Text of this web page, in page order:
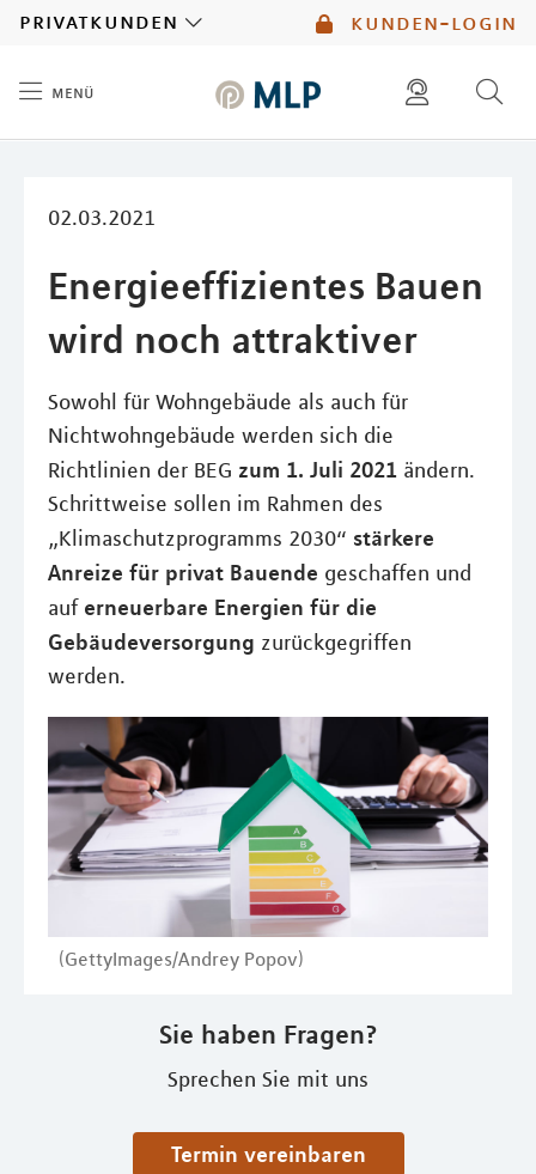
kunden-login
privatkunden
menü
02.03.2021
Energieeffizientes Bauen
wird noch attraktiver
Sowohl für Wohngebäude als auch für
Nichtwohngebäude werden sich die
Richtlinien der BEG zum 1. Juli 2021 ändern.
Schrittweise sollen im Rahmen des
„Klimaschutzprogramms 2030“ stärkere
Anreize für privat Bauende geschaffen und
auf erneuerbare Energien für die
Gebäudeversorgung zurückgegriffen
werden.
(GettyImages/Andrey Popov)
Sie haben Fragen?
Sprechen Sie mit uns
Termin vereinbaren